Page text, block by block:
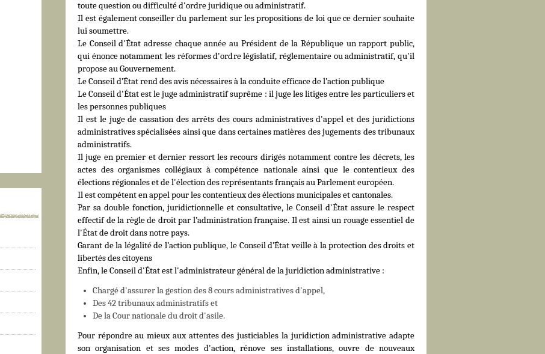
toute question ou difficulté d'ordre juridique ou administratif.
Il est également conseiller du parlement sur les propositions de loi que ce dernier souhaite
lui soumettre.
Le Conseil d'État adresse chaque année au Président de la République un rapport public,
qui énonce notamment les réformes d'ordre législatif, réglementaire ou administratif, qu'il
propose au Gouvernement.
Le Conseil d’État rend des avis nécessaires à la conduite efficace de l’action publique
Le Conseil d'État est le juge administratif suprême : il juge les litiges entre les particuliers et
les personnes publiques
Il est le juge de cassation des arrêts des cours administratives d'appel et des juridictions
administratives spécialisées ainsi que dans certaines matières des jugements des tribunaux
administratifs.
Il juge en premier et dernier ressort les recours dirigés notamment contre les décrets, les
actes des organismes collégiaux à compétence nationale ainsi que le contentieux des
élections régionales et de l'élection des représentants français au Parlement européen.
Il est compétent en appel pour les contentieux des élections municipales et cantonales.
Par sa double fonction, juridictionnelle et consultative, le Conseil d'État assure le respect
effectif de la règle de droit par l’administration française. Il est ainsi un rouage essentiel de
l'État de droit dans notre pays.
Garant de la légalité de l’action publique, le Conseil d’État veille à la protection des droits et
libertés des citoyens
Enfin, le Conseil d'État est l'administrateur général de la juridiction administrative :
Chargé d'assurer la gestion des 8 cours administratives d'appel,
Des 42 tribunaux administratifs et
De la Cour nationale du droit d'asile.
Pour répondre au mieux aux attentes des justiciables la juridiction administrative adapte
son organisation et ses modes d'action, rénove ses installations, ouvre de nouveaux